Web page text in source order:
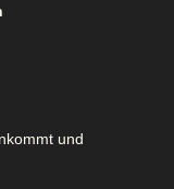
und